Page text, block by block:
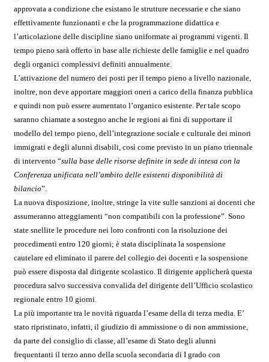
approvata a condizione che esistano le strutture necessarie e che siano
effettivamente funzionanti e che la programmazione didattica e
l’articolazione delle discipline siano uniformate ai programmi vigenti. Il
tempo pieno sarà offerto in base alle richieste delle famiglie e nel quadro
degli organici complessivi definiti annualmente.
L’attivazione del numero dei posti per il tempo pieno a livello nazionale,
inoltre, non deve apportare maggiori oneri a carico della finanza pubblica
e quindi non può essere aumentato l’organico esistente. Per tale scopo
saranno chiamate a sostegno anche le regioni ai fini di supportare il
modello del tempo pieno, dell’integrazione sociale e culturale dei minori
immigrati e degli alunni disabili, così come previsto in un piano triennale
di intervento “sulla base delle risorse definite in sede di intesa con la
Conferenza unificata nell’ambito delle esistenti disponibilità di
bilancio”.
La nuova disposizione, inoltre, stringe la vite sulle sanzioni ai docenti che
assumeranno atteggiamenti “non compatibili con la professione”. Sono
state snellite le procedure nei loro confronti con la risoluzione dei
procedimenti entro 120 giorni; è stata disciplinata la sospensione
cautelare ed eliminato il parere del collegio dei docenti e la sospensione
può essere disposta dal dirigente scolastico. Il dirigente applicherà questa
procedura salvo successiva convalida del dirigente dell’Ufficio scolastico
regionale entro 10 giorni.
La più importante tra le novità riguarda l’esame della di terza media. E’
stato ripristinato, infatti, il giudizio di ammissione o di non ammissione,
da parte del consiglio di classe, all’esame di Stato degli alunni
frequentanti il terzo anno della scuola secondaria di I grado con